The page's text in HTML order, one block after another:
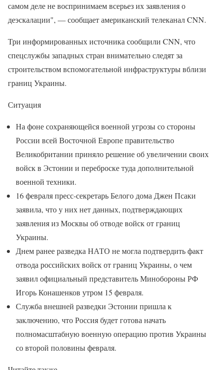
самом деле не воспринимаем всерьез их заявления о
деэскалации", — сообщает американский телеканал CNN.
Три информированных источника сообщили CNN, что
спецслужбы западных стран внимательно следят за
строительством вспомогательной инфраструктуры вблизи
границ Украины.
Ситуация
На фоне сохраняющейся военной угрозы со стороны
России всей Восточной Европе правительство
Великобритании приняло решение об увеличении своих
войск в Эстонии и переброске туда дополнительной
военной техники.
16 февраля пресс-секретарь Белого дома Джен Псаки
заявила, что у них нет данных, подтверждающих
заявления из Москвы об отводе войск от границ
Украины.
Днем ранее разведка НАТО не могла подтвердить факт
отвода российских войск от границ Украины, о чем
заявил официальный представитель Минобороны РФ
Игорь Конашенков утром 15 февраля.
Служба внешней разведки Эстонии пришла к
заключению, что Россия будет готова начать
полномасштабную военную операцию против Украины
со второй половины февраля.